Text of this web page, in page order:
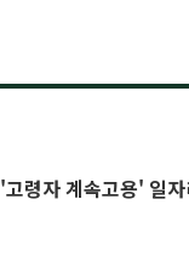
'고령자 계속고용' 일